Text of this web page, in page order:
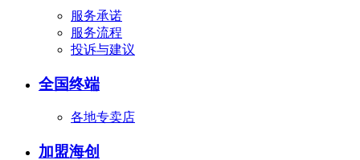
服务承诺
服务流程
投诉与建议
全国终端
各地专卖店
加盟海创